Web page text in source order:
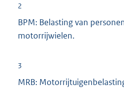
2
BPM: Belasting van
motorrijwielen.
3
MRB: